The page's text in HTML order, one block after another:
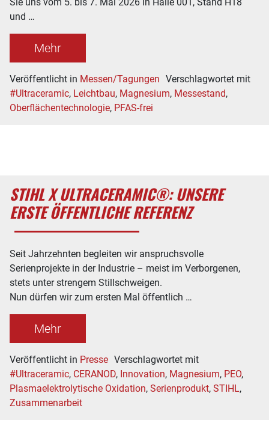
und …
Mehr
Veröffentlicht in Messen/Tagungen Verschlagwortet mit
#Ultraceramic, Leichtbau, Magnesium, Messestand,
Oberflächentechnologie, PFAS-frei
STIHL X ULTRACERAMIC®: UNSERE
ERSTE ÖFFENTLICHE REFERENZ
Seit Jahrzehnten begleiten wir anspruchsvolle
Serienprojekte in der Industrie – meist im Verborgenen,
stets unter strengem Stillschweigen.
Nun dürfen wir zum ersten Mal öffentlich …
Mehr
Veröffentlicht in Presse Verschlagwortet mit
#Ultraceramic, CERANOD, Innovation, Magnesium, PEO,
Plasmaelektrolytische Oxidation, Serienprodukt, STIHL,
Zusammenarbeit